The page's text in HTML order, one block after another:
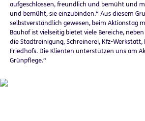
aufgeschlossen, freundlich und bemüht und
und bemüht, sie einzubinden.“ Aus diesem
selbstverständlich gewesen, beim Aktionstag
Bauhof ist vielseitig bietet viele Bereiche,
die Stadtreinigung, Schreinerei, Kfz-Werkstatt,
Friedhofs. Die Klienten unterstützen uns am
Grünpflege.“